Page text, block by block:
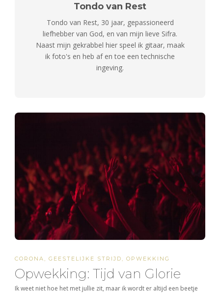
Tondo van Rest
Tondo van Rest, 30 jaar, gepassioneerd
liefhebber van God, en van mijn lieve Sifra.
Naast mijn gekrabbel hier speel ik gitaar, maak
ik foto's en heb af en toe een technische
ingeving.
CORONA GEESTELIJKE STRIJD OPWEKKING
Opwekking: Tijd van Glorie
Ik weet niet hoe het met jullie zit, maar ik wordt er altijd een beetje